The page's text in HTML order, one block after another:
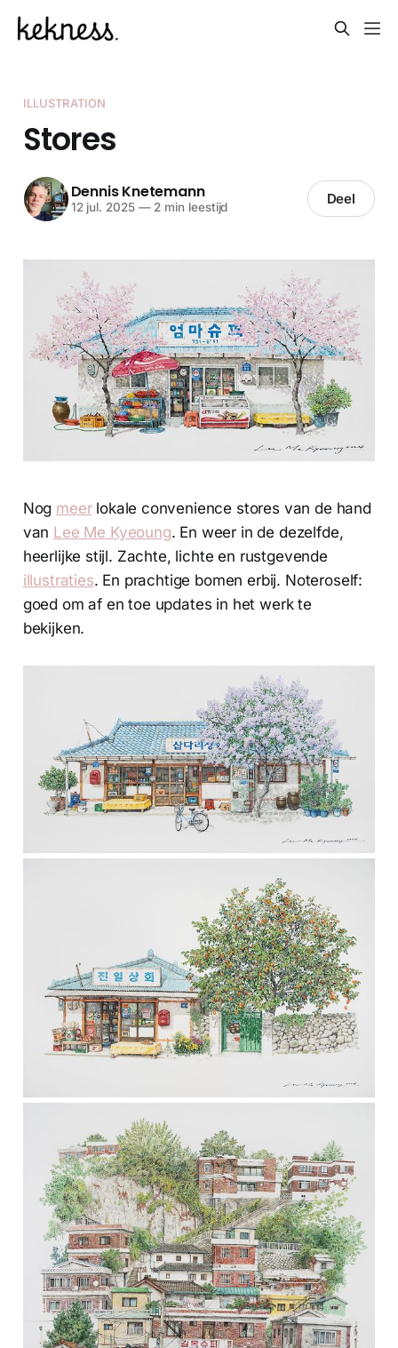
ILLUSTRATION
Stores
Dennis Knetemann
12 jul. 2025 —2 min leestijd Deel
Nog meerlokale convenience stores van de hand
van Lee Me Kyeoung. En weer in de dezelfde,
heerlijke stijl. Zachte, lichte en rustgevende
illustraties. En prachtige bomen erbij. Noteroself:
goed om af en toe updates in het werk te
bekijken.